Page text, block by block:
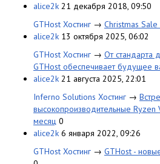
alice2k 21 декабря 2018, 09:50
GTHost Хостинг → Christmas
alice2k 13 октября 2025, 06:02
GTHost Хостинг → От стандарта
GTHost обеспечивает будущее
alice2k 21 августа 2025, 22:01
Inferno Solutions Хостинг →
высокопроизводительные Ryzen
месяц 0
alice2k 6 января 2022, 09:26
GTHost Хостинг → GTHost -